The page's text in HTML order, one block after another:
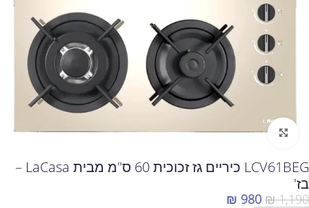
LCV61BEG כיריים גז זכוכית 60 ס"מ מבית LaCasa –
בז'
₪1,190
₪ 980
לחצו להגדלה